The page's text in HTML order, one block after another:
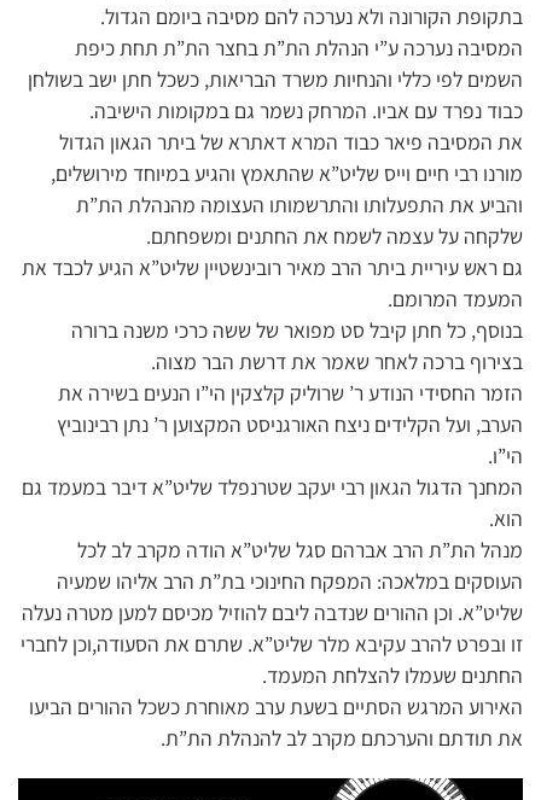
בתקופת הקורונה ולא נערכה להם מסיבה ביומם הגדול.
המסיבה נערכה ע”י הנהלת הת”ת בחצר הת”ת תחת כיפת
השמים לפי כללי והנחיות משרד הבריאות, כשכל חתן ישב בשולחן
כבוד נפרד עם אביו. המרחק נשמר גם במקומות הישיבה.
את המסיבה פיאר כבוד המרא דאתרא של ביתר הגאון הגדול
מורנו רבי חיים וייס שליט”א שהתאמץ והגיע במיוחד מירושלים,
והביע את התפעלותו והתרשמותו העצומה מהנהלת הת”ת
שלקחה על עצמה לשמח את החתנים ומשפחתם.
גם ראש עיריית ביתר הרב מאיר רובינשטיין שליט”א הגיע לכבד את
המעמד המרומם.
בנוסף, כל חתן קיבל סט מפואר של ששה כרכי משנה ברורה
בצירוף ברכה לאחר שאמר את דרשת הבר מצוה.
הזמר החסידי הנודע ר’ שרוליק קלצקין הי”ו הנעים בשירה את
הערב, ועל הקלידים ניצח האורגניסט המקצוען ר’ נתן רבינוביץ
הי”ו.
המחנך הדגול הגאון רבי יעקב שטרנפלד שליט”א דיבר במעמד גם
הוא.
מנהל הת”ת הרב אברהם סגל שליט”א הודה מקרב לב לכל
העוסקים במלאכה: המפקח החינוכי בת”ת הרב אליהו שמעיה
שליט”א. וכן ההורים שנדבה ליבם להוזיל מכיסם למען מטרה נעלה
זו ובפרט להרב עקיבא מלר שליט”א. שתרם את הסעודה,וכן לחברי
החתנים שעמלו להצלחת המעמד.
האירוע המרגש הסתיים בשעת ערב מאוחרת כשכל ההורים הביעו
את תודתם והערכתם מקרב לב להנהלת הת”ת.